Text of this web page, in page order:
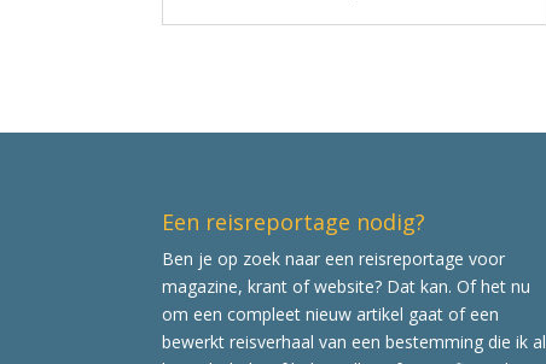
Een reisreportage nodig?
Ben je op zoek naar een reisreportage voor
magazine, krant of website? Dat kan. Of het nu
om een compleet nieuw artikel gaat of een
bewerkt reisverhaal van een bestemming die ik al